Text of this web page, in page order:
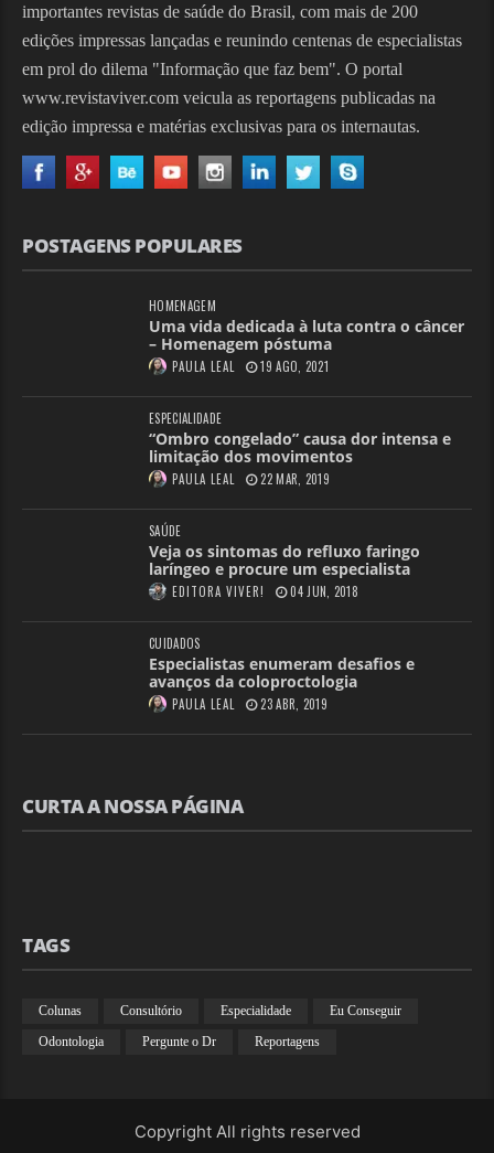
importantes revistas de saúde do Brasil, com mais de 200
edições impressas lançadas e reunindo centenas de especialistas
em prol do dilema "Informação que faz bem". O portal
www.revistaviver.com veicula as reportagens publicadas na
edição impressa e matérias exclusivas para os internautas.
POSTAGENS POPULARES
HOMENAGEM
Uma vida dedicada à luta contra o câncer
– Homenagem póstuma
PAULA LEAL 19 AGO, 2021
ESPECIALIDADE
“Ombro congelado” causa dor intensa e
limitação dos movimentos
PAULA LEAL 22 MAR, 2019
SAÚDE
Veja os sintomas do refluxo faringo
laríngeo e procure um especialista
EDITORA VIVER! 04 JUN, 2018
CUIDADOS
Especialistas enumeram desafios e
avanços da coloproctologia
PAULA LEAL 23 ABR, 2019
CURTA A NOSSA PÁGINA
TAGS
Colunas Consultório Especialidade
Eu Conseguir
Odontologia
Pergunte o Dr Reportagens
Copyright All rights reserved